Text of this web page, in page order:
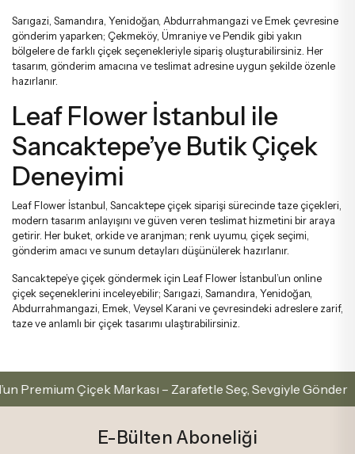
Sarıgazi, Samandıra, Yenidoğan, Abdurrahmangazi ve Emek çevresine
gönderim yaparken; Çekmeköy, Ümraniye ve Pendik gibi yakın
bölgelere de farklı çiçek seçenekleriyle sipariş oluşturabilirsiniz. Her
tasarım, gönderim amacına ve teslimat adresine uygun şekilde özenle
hazırlanır.
Leaf Flower İstanbul ile
Sancaktepe’ye Butik Çiçek
Deneyimi
Leaf Flower İstanbul, Sancaktepe çiçek siparişi sürecinde taze çiçekleri,
modern tasarım anlayışını ve güven veren teslimat hizmetini bir araya
getirir. Her buket, orkide ve aranjman; renk uyumu, çiçek seçimi,
gönderim amacı ve sunum detayları düşünülerek hazırlanır.
Sancaktepe’ye çiçek göndermek için Leaf Flower İstanbul’un online
çiçek seçeneklerini inceleyebilir; Sarıgazi, Samandıra, Yenidoğan,
Abdurrahmangazi, Emek, Veysel Karani ve çevresindeki adreslere zarif,
taze ve anlamlı bir çiçek tasarımı ulaştırabilirsiniz.
Çiçek Markası – Zarafetle Seç, Sevgiyle Gönder
E-Bülten Aboneliği